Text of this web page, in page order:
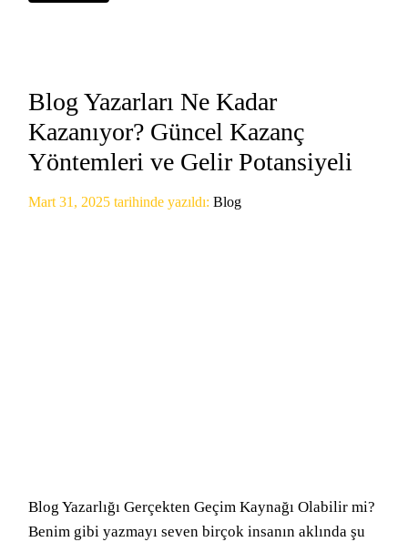
Blog Yazarları Ne Kadar
Kazanıyor? Güncel Kazanç
Yöntemleri ve Gelir Potansiyeli
Mart 31, 2025 tarihinde yazıldı: Blog
Blog Yazarlığı Gerçekten Geçim Kaynağı Olabilir mi?
Benim gibi yazmayı seven birçok insanın aklında şu